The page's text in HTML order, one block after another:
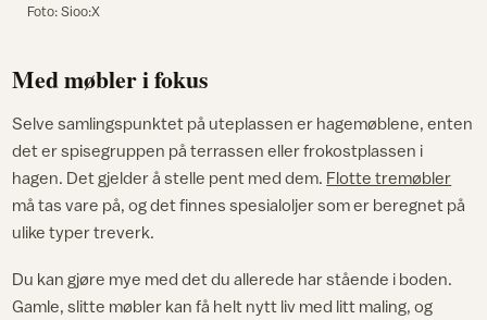
Foto: Sioo:X
Med møbler i fokus
Selve samlingspunktet på uteplassen er hagemøblene, enten
det er spisegruppen på terrassen eller frokostplassen i
hagen. Det gjelder å stelle pent med dem. Flotte tremøbler
må tas vare på, og det finnes spesialoljer som er beregnet på
ulike typer treverk.
Du kan gjøre mye med det du allerede har stående i boden.
Gamle, slitte møbler kan få helt nytt liv med litt maling, og